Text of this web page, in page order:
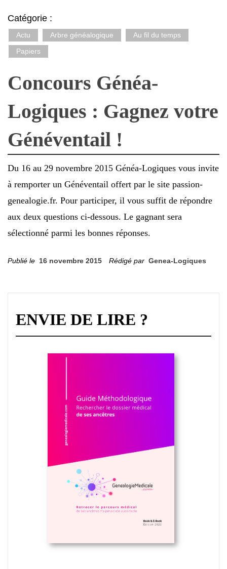
Catégorie :
Actu Arbre généalogique
Au fil du temps
Papiers
Concours Généa-
Logiques : Gagnez votre
Généventail !
Du 16 au 29 novembre 2015 Généa-Logiques vous invite
à remporter un Généventail offert par le site passion-
genealogie.fr. Pour participer, il vous suffit de répondre
aux deux questions ci-dessous. Le gagnant sera
sélectionné parmi les bonnes réponses.
Publié le 16 novembre 2015 Rédigé par Genea-Logiques
ENVIE DE LIRE ?